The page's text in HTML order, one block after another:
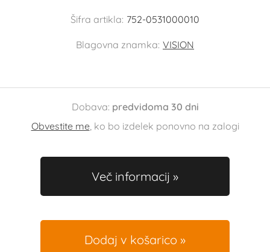
Šifra artikla: 752-0531000010
Blagovna znamka: VISION
Dobava: predvidoma 30 dni
Obvestite me, ko bo izdelek ponovno na zalogi
Več informacij
Dodaj v košarico